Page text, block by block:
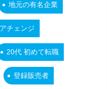
地元の有名企業
チェンジ
20代 初めて転職
登録販売者